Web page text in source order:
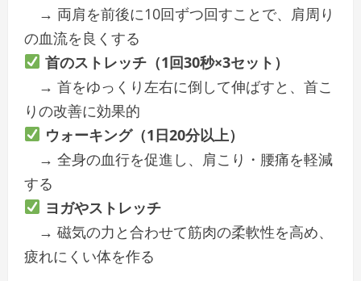
→ 両肩を前後に10回ずつ回すことで、肩周り
の血流を良くする
首のストレッチ（1回30秒×3セット）
→ 首をゆっくり左右に倒して伸ばすと、首こ
りの改善に効果的
ウォーキング（1日20分以上）
→ 全身の血行を促進し、肩こり・腰痛を軽減
する
ヨガやストレッチ
→ 磁気の力と合わせて筋肉の柔軟性を高め、
疲れにくい体を作る